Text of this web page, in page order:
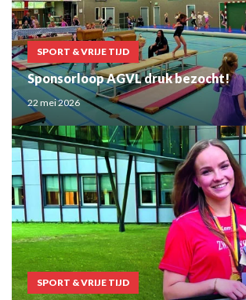
SPORT & VRIJE TIJD
Sponsorloop AGVL druk bezocht!
22 mei 2026
SPORT & VRIJE TIJD